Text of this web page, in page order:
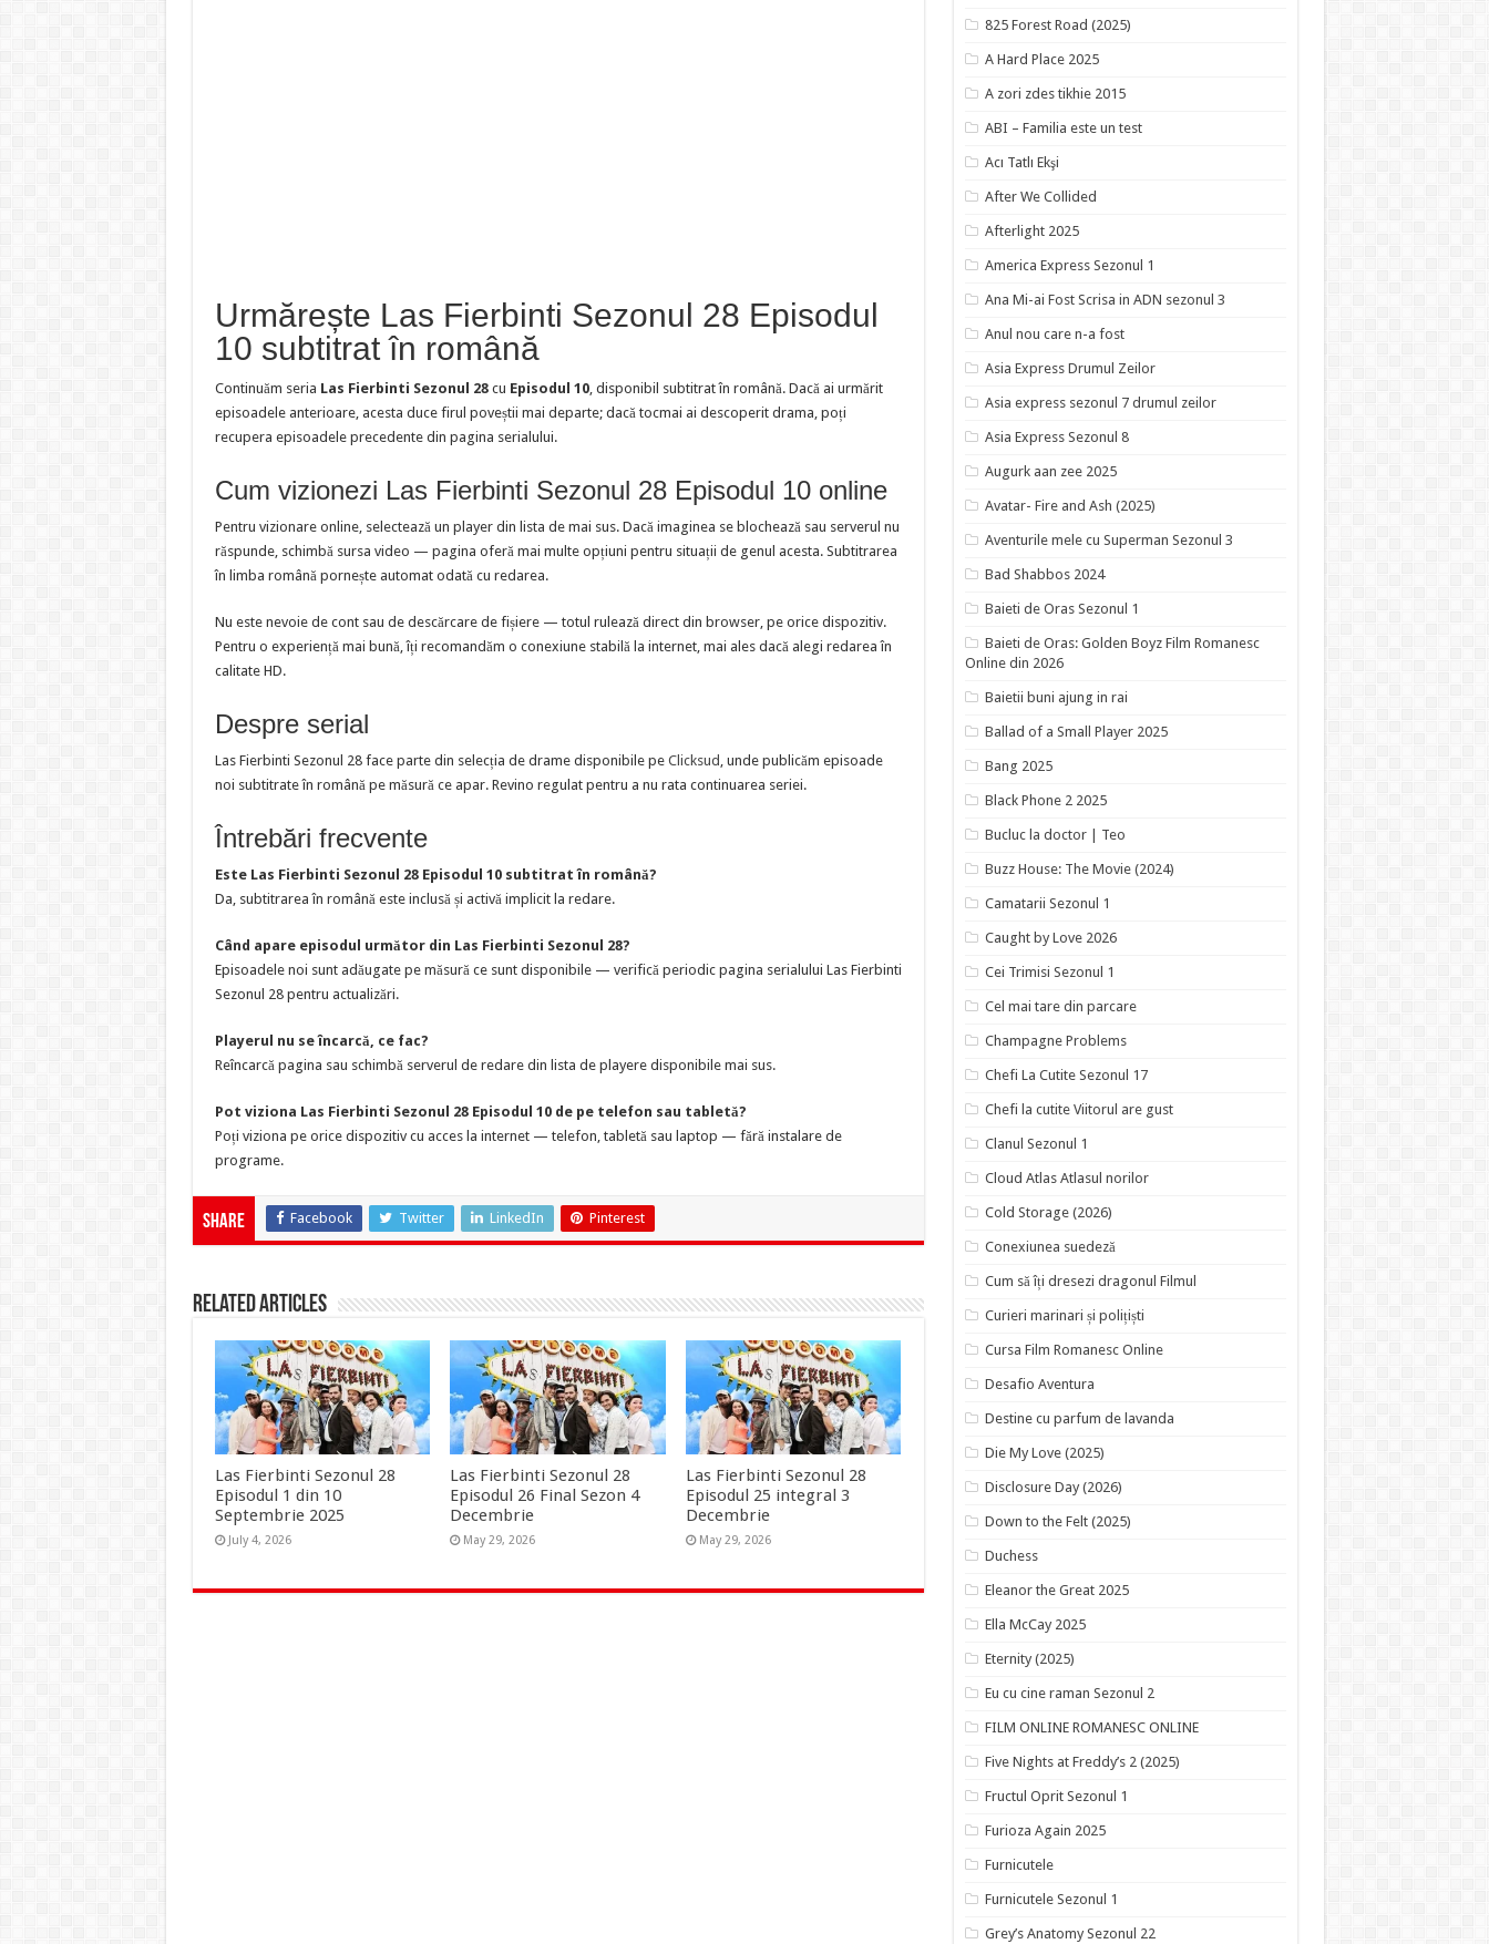
Urmărește Las Fierbinti Sezonul 28 Episodul
10 subtitrat în română
Continuăm seria Las Fierbinti Sezonul 28cu Episodul 10, disponibil subtitrat în română. Dacă ai urmărit
episoadele anterioare, acesta duce firul poveștii mai departe; dacă tocmai ai descoperit drama, poți
recupera episoadele precedente din pagina serialului.
Cum vizionezi Las Fierbinti Sezonul 28 Episodul 10 online
Pentru vizionare online, selectează un player din lista de mai sus. Dacă imaginea se blochează sau serverul nu
răspunde, schimbă sursa video — pagina oferă mai multe opțiuni pentru situații de genul acesta. Subtitrarea
în limba română pornește automat odată cu redarea.
Nu este nevoie de cont sau de descărcare de fișiere — totul rulează direct din browser, pe orice dispozitiv.
Pentru o experiență mai bună, îți recomandăm o conexiune stabilă la internet, mai ales dacă alegi redarea în
calitate HD.
Despre serial
Las Fierbinti Sezonul 28 face parte din selecția de drame disponibile pe Clicksud , unde publicăm episoade
noi subtitrate în română pe măsură ce apar. Revino regulat pentru a nu rata continuarea seriei.
Întrebări frecvente
Este Las Fierbinti Sezonul 28 Episodul 10 subtitrat în română?
Da, subtitrarea în română este inclusă și activă implicit la redare.
Când apare episodul următor din Las Fierbinti Sezonul 28?
Episoadele noi sunt adăugate pe măsură ce sunt disponibile — verifică periodic pagina serialului Las Fierbinti
Sezonul 28 pentru actualizări.
Playerul nu se încarcă, ce fac?
Reîncarcă pagina sau schimbă serverul de redare din lista de playere disponibile mai sus.
Pot viziona Las Fierbinti Sezonul 28 Episodul 10 de pe telefon sau tabletă?
Poți viziona pe orice dispozitiv cu acces la internet — telefon, tabletă sau laptop — fără instalare de
programe.
Share Facebook Twitter LinkedIn Pinterest
Related Articles
Las Fierbinti Sezonul 28
Episodul 1 din 10
Septembrie 2025
July 4, 2026
Las Fierbinti Sezonul 28
Episodul 26 Final Sezon 4
Decembrie
May 29, 2026
Las Fierbinti Sezonul 28
Episodul 25 integral 3
Decembrie
May 29, 2026
825 Forest Road (2025)
A Hard Place 2025
A zori zdes tikhie 2015
ABI – Familia este un test
Acı Tatlı Ekşi
After We Collided
Afterlight 2025
America Express Sezonul 1
Ana Mi-ai Fost Scrisa in ADN sezonul 3
Anul nou care n-a fost
Asia Express Drumul Zeilor
Asia express sezonul 7 drumul zeilor
Asia Express Sezonul 8
Augurk aan zee 2025
Avatar- Fire and Ash (2025)
Aventurile mele cu Superman Sezonul 3
Bad Shabbos 2024
Baieti de Oras Sezonul 1
Baieti de Oras: Golden Boyz Film Romanesc
Online din 2026
Baietii buni ajung in rai
Ballad of a Small Player 2025
Bang 2025
Black Phone 2 2025
Bucluc la doctor | Teo
Buzz House: The Movie (2024)
Camatarii Sezonul 1
Caught by Love 2026
Cei Trimisi Sezonul 1
Cel mai tare din parcare
Champagne Problems
Chefi La Cutite Sezonul 17
Chefi la cutite Viitorul are gust
Clanul Sezonul 1
Cloud Atlas Atlasul norilor
Cold Storage (2026)
Conexiunea suedeză
Cum să îți dresezi dragonul Filmul
Curieri marinari și polițiști
Cursa Film Romanesc Online
Desafio Aventura
Destine cu parfum de lavanda
Die My Love (2025)
Disclosure Day (2026)
Down to the Felt (2025)
Duchess
Eleanor the Great 2025
Ella McCay 2025
Eternity (2025)
Eu cu cine raman Sezonul 2
FILM ONLINE ROMANESC ONLINE
Five Nights at Freddy’s 2 (2025)
Fructul Oprit Sezonul 1
Furioza Again 2025
Furnicutele
Furnicutele Sezonul 1
Grey’s Anatomy Sezonul 22